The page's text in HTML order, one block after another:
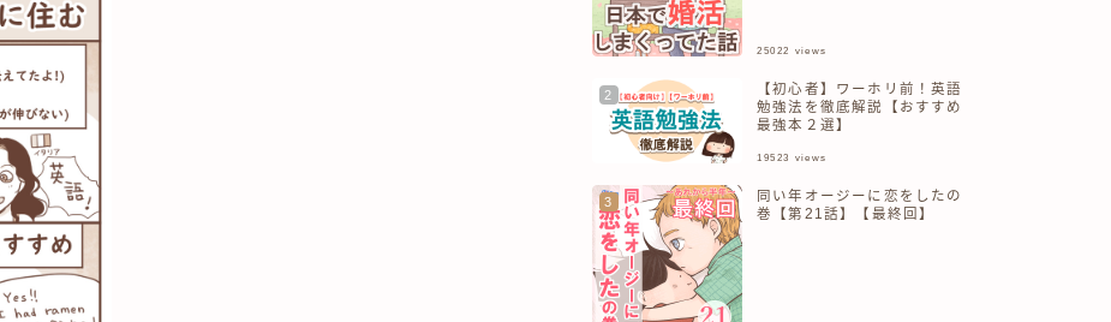
25022 views
【初心者】ワーホリ前！英語
勉強法を徹底解説【おすすめ
最強本２選】
19523 views
同い年オージーに恋をしたの
巻【第21話】【最終回】